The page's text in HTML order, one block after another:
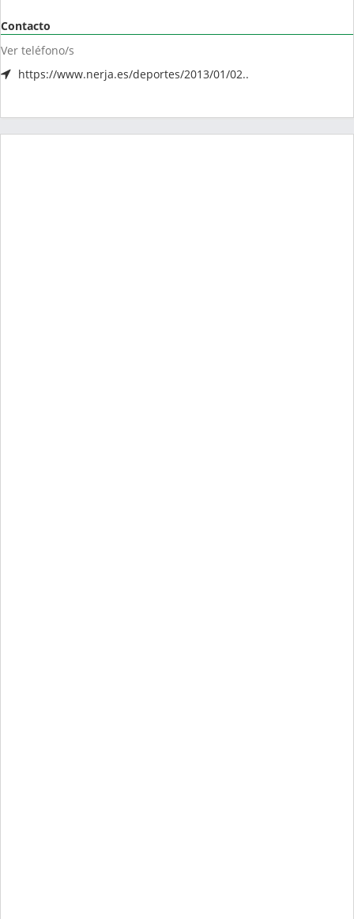
Contacto
Ver teléfono/s
https://www.nerja.es/deportes/2013/01/02..